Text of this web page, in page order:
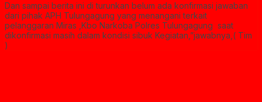
‎Dan sampai berita ini di turunkan belum ada konfirmasi jawaban
dari pihak APH Tulungagung yang menangani terkait
pelanggaran Miras ,Kbo Narkoba Polres Tulungagung saat
dikonfirmasi masih dalam kondisi sibuk Kegiatan,”jawabnya,( Tim
)